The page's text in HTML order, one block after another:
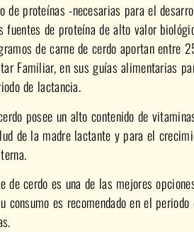
de proteínas -necesarias para el
fuentes de proteína de alto valor
de carne de cerdo aportan
Familiar, en sus guías alimentarias
de lactancia.
posee un alto contenido de
de la madre lactante y para el
de cerdo es una de las mejores
consumo es recomendado en el